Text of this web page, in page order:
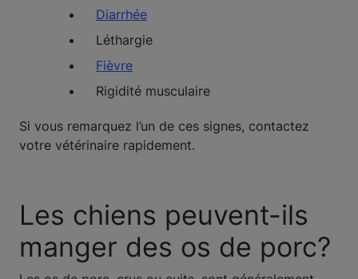
Diarrhée
Léthargie
Fièvre
Rigidité musculaire
Si vous remarquez l’un de ces signes, contactez
votre vétérinaire rapidement.
Les chiens peuvent-ils
manger des os de porc?